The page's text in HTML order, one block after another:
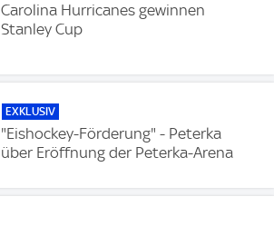
Carolina Hurricanes gewinnen
Stanley Cup
EXKLUSIV
"Eishockey-Förderung" - Peterka
über Eröffnung der Peterka-Arena